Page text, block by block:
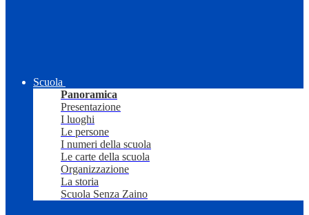
Scuola
Panoramica
Presentazione
I luoghi
Le persone
I numeri della scuola
Le carte della scuola
Organizzazione
La storia
Scuola Senza Zaino